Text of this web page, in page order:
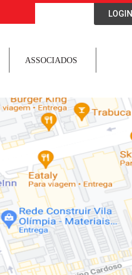
LOGIN
ASSOCIADOS